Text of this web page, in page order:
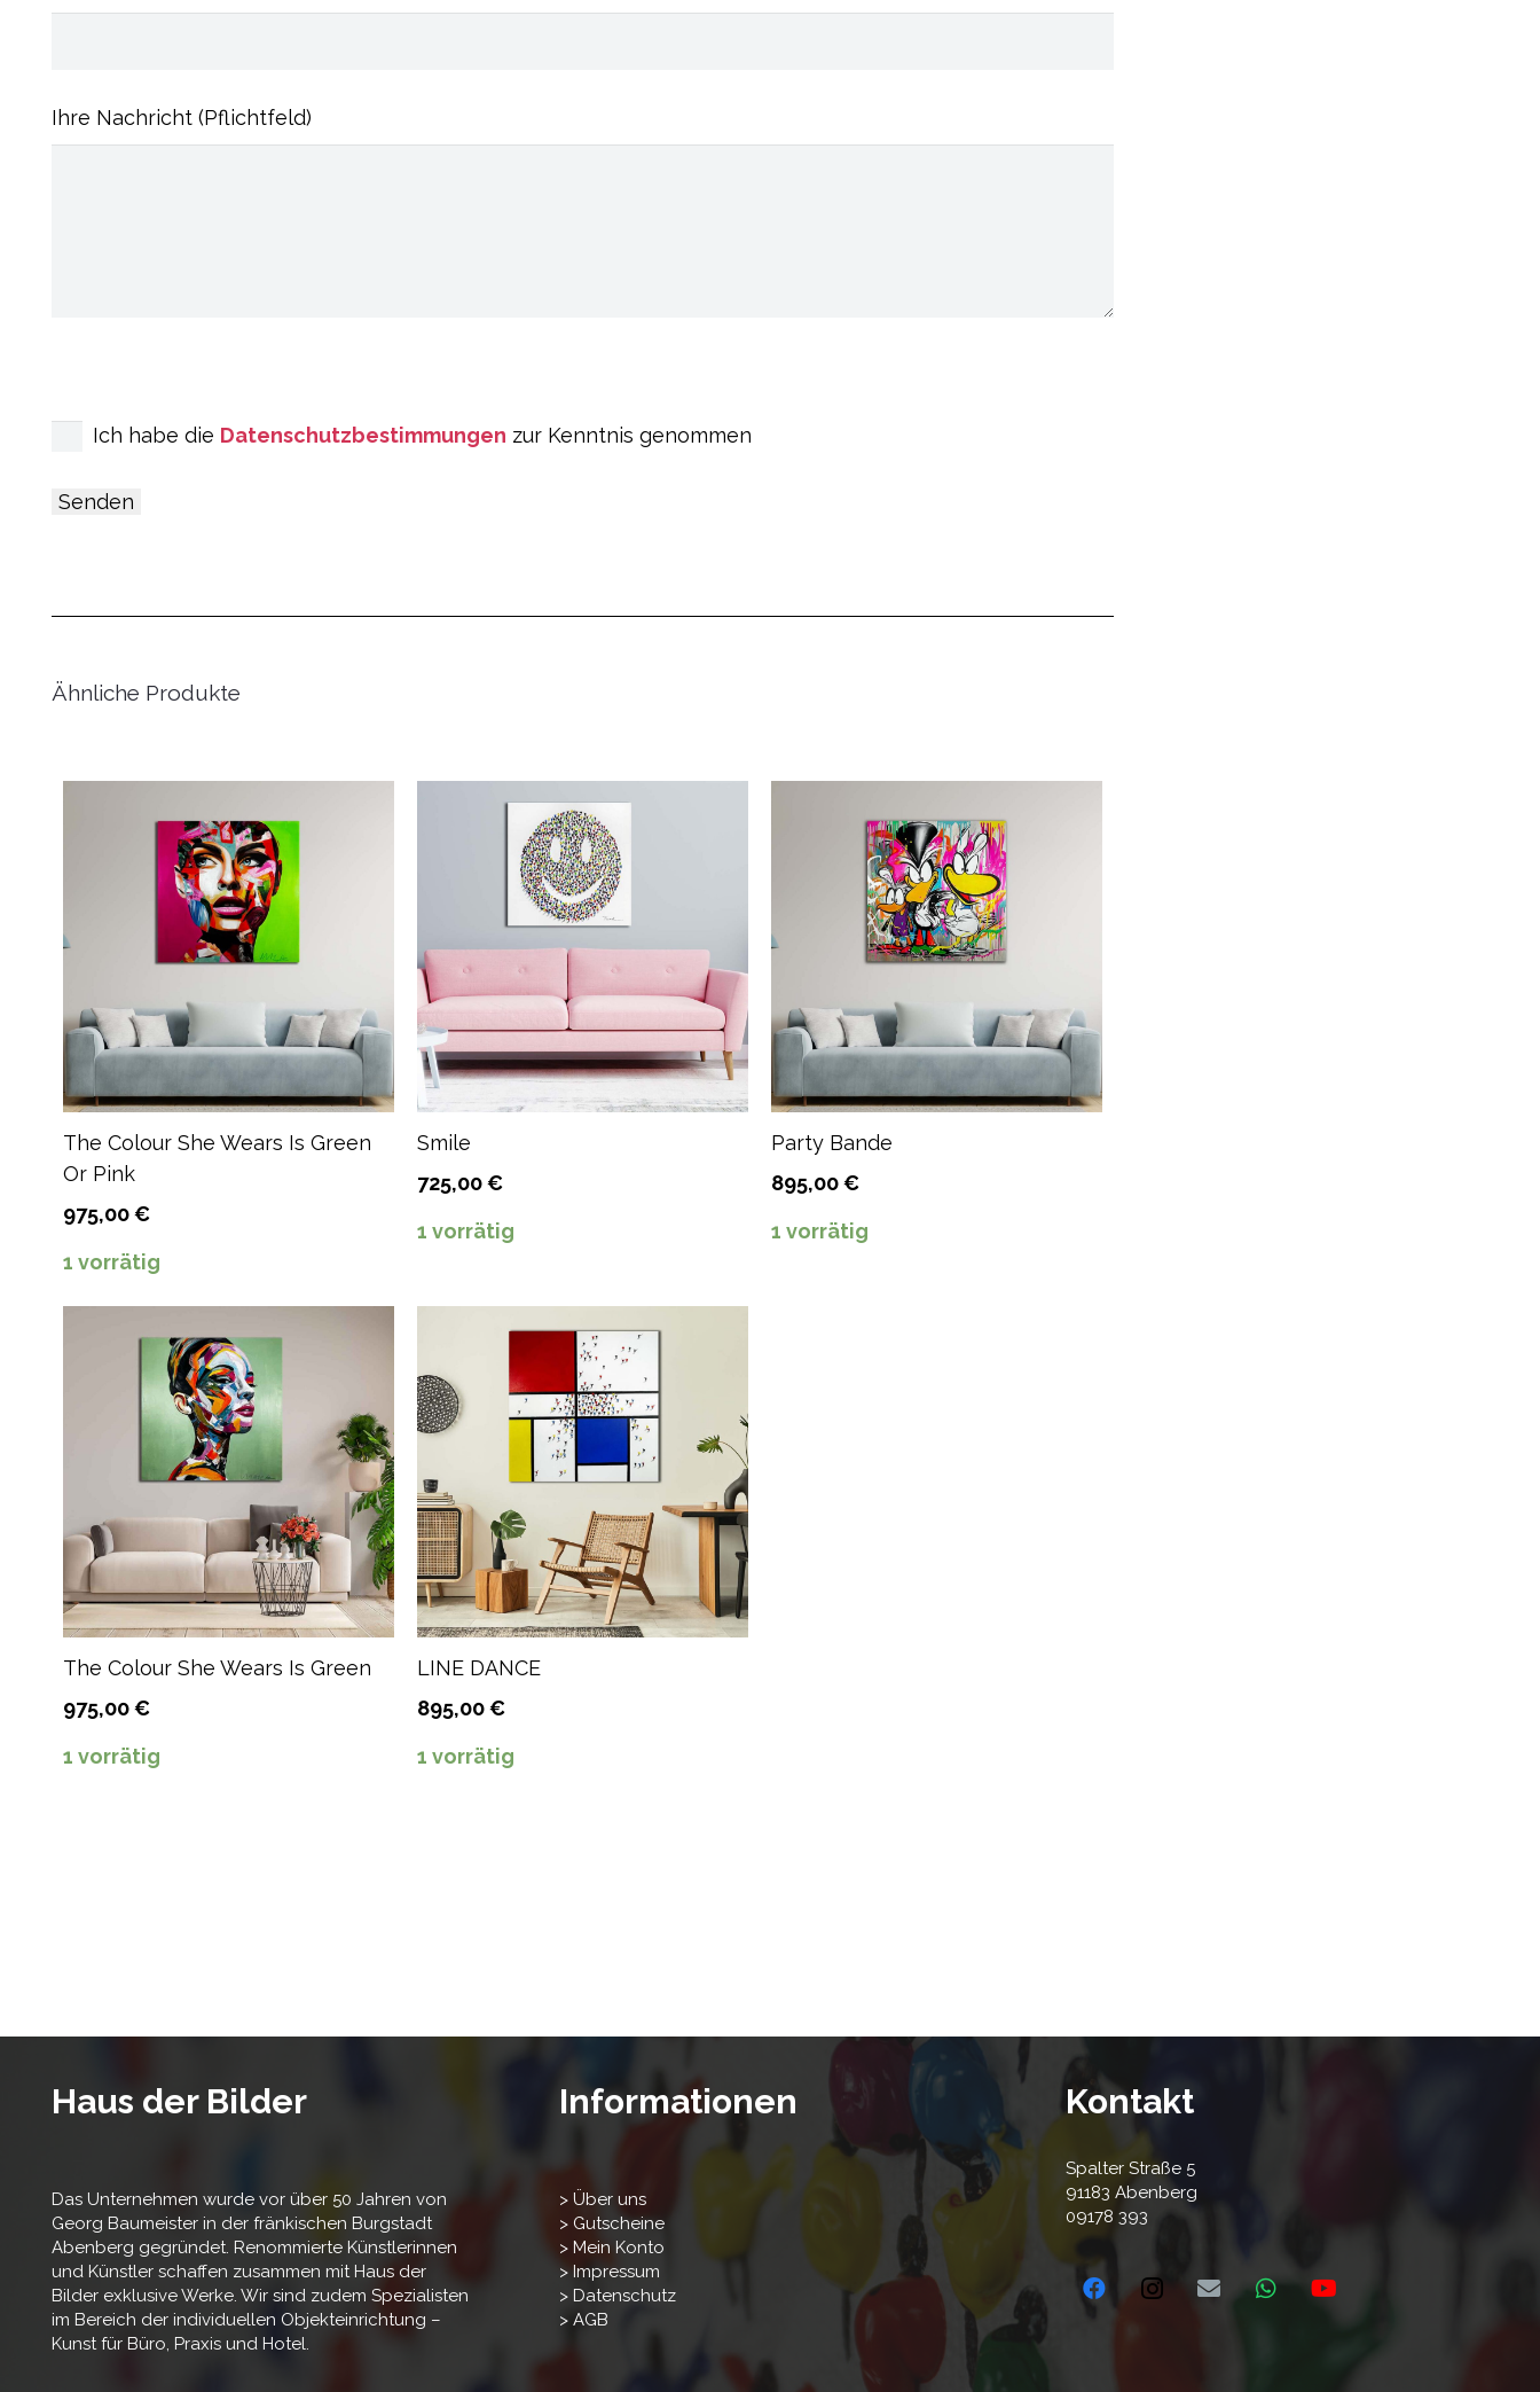
Ihre Nachricht (Pflichtfeld)
Ich habe die Datenschutzbestimmungen zur Kenntnis genommen
Ähnliche Produkte
The Colour She Wears Is Green
Or Pink
975,00€
1 vorrätig
Smile
725,00€
1 vorrätig
Party Bande
895,00€
1 vorrätig
The Colour She Wears Is Green
975,00€
1 vorrätig
LINE DANCE
895,00€
1 vorrätig
Haus der Bilder
Das Unternehmen wurde vor über 50 Jahren von
Georg Baumeister in der fränkischen Burgstadt
Abenberg gegründet. Renommierte Künstlerinnen
und Künstler schaffen zusammen mit Haus der
Bilder exklusive Werke. Wir sind zudem Spezialisten
im Bereich der individuellen Objekteinrichtung –
Kunst für Büro, Praxis und Hotel.
Informationen
> Über uns
> Gutscheine
> Mein Konto
> Impressum
> Datenschutz
> AGB
Kontakt
Spalter Straße 5
91183 Abenberg
09178 393